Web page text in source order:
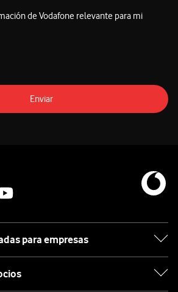
de Vodafone relevante para mi
Enviar
para empresas